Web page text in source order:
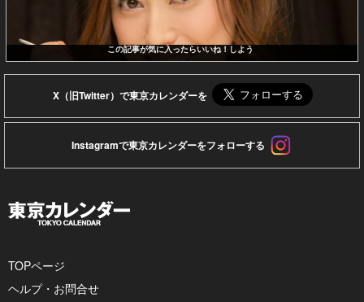
この記事が気に入ったらいいね！しよう
X（旧Twitter）で東京カレンダーを
Instagramで東京カレンダーをフォローする
TOPページ
ヘルプ・お問合せ